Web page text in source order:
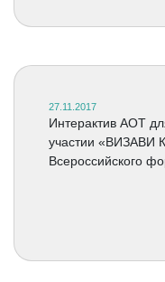
27.11.2017
Интерактив АОТ
участии «ВИЗАВИ
Всероссийского